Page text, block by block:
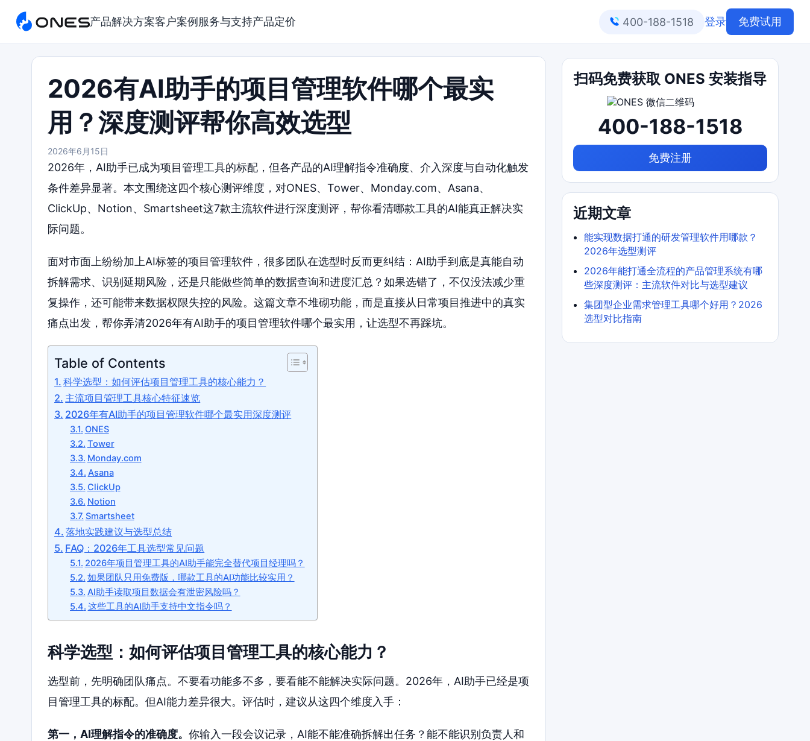
产品解决方案客户案例 服务与支持产品定价 400-188-1518 登录 免费试用
2026有AI助手的项目管理软件哪个最实
用？深度测评帮你高效选型
2026年6月15日
2026年，AI助手已成为项目管理工具的标配，但各产品的AI理解指令准确度、介入深度与自动化触发
条件差异显著。本文围绕这四个核心测评维度，对ONES、Tower、Monday.com、Asana、
ClickUp、Notion、Smartsheet这7款主流软件进行深度测评，帮你看清哪款工具的AI能真正解决实
际问题。
面对市面上纷纷加上AI标签的项目管理软件，很多团队在选型时反而更纠结：AI助手到底是真能自动
拆解需求、识别延期风险，还是只能做些简单的数据查询和进度汇总？如果选错了，不仅没法减少重
复操作，还可能带来数据权限失控的风险。这篇文章不堆砌功能，而是直接从日常项目推进中的真实
痛点出发，帮你弄清2026年有AI助手的项目管理软件哪个最实用，让选型不再踩坑。
Table of Contents
科学选型：如何评估项目管理工具的核心能力？
主流项目管理工具核心特征速览
2026年有AI助手的项目管理软件哪个最实用深度测评
ONES
Tower
Monday.com
Asana
ClickUp
Notion
Smartsheet
落地实践建议与选型总结
FAQ：2026年工具选型常见问题
2026年项目管理工具的AI助手能完全替代项目经理吗？
如果团队只用免费版，哪款工具的AI功能比较实用？
AI助手读取项目数据会有泄密风险吗？
这些工具的AI助手支持中文指令吗？
科学选型：如何评估项目管理工具的核心能力？
选型前，先明确团队痛点。不要看功能多不多，要看能不能解决实际问题。2026年，AI助手已经是项
目管理工具的标配。但AI能力差异很大。评估时，建议从这四个维度入手：
第一，AI理解指令的准确度。 你输入一段会议记录，AI能不能准确拆解出任务？能不能识别负责人和
扫码免费获取 ONES 安装指导
400-188-1518
免费注册
近期文章
能实现数据打通的研发管理软件用哪款？
2026年选型测评
2026年能打通全流程的产品管理系统有哪
些深度测评：主流软件对比与选型建议
集团型企业需求管理工具哪个好用？2026
选型对比指南